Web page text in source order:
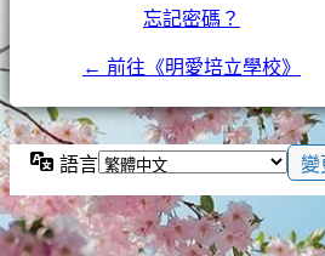
忘記密碼？
← 前往《明愛培立學校》
語言